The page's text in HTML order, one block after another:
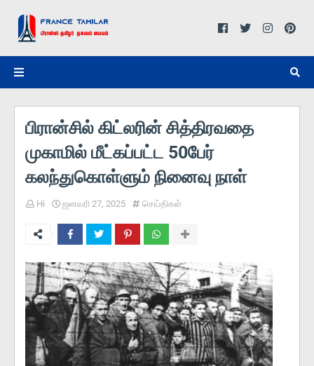
பிரான்சில் கிட்லரின் சித்திரவதை
முகாமில் மீட்கப்பட்ட 50பேர்
கலந்துகொள்ளும் நினைவு நாள்
Hi ஜனவரி 27, 2025 செய்திகள்